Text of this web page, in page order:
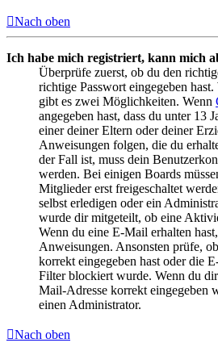
Nach oben
Ich habe mich registriert, kann mich
Überprüfe zuerst, ob du den
richtige Passwort eingegeben
gibt es zwei Möglichkeiten. Wenn
angegeben hast, dass du unter 13
einer deiner Eltern oder deiner
Anweisungen folgen, die du
der Fall ist, muss dein
werden. Bei einigen Boards
Mitglieder erst freigeschaltet
selbst erledigen oder ein
wurde dir mitgeteilt, ob eine
Wenn du eine E-Mail erhalten
Anweisungen. Ansonsten prüfe,
korrekt eingegeben hast oder die
Filter blockiert wurde. Wenn du
Mail-Adresse korrekt eingegeben
einen Administrator.
Nach oben